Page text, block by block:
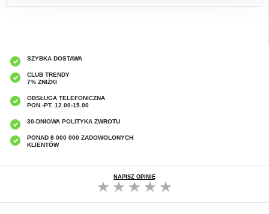
SZYBKA DOSTAWA
CLUB TRENDY
7% ZNIŻKI
OBSŁUGA TELEFONICZNA
PON.-PT. 12.00-15.00
30-DNIOWA POLITYKA ZWROTU
PONAD 8 000 000 ZADOWOLONYCH
KLIENTÓW
NAPISZ OPINIĘ